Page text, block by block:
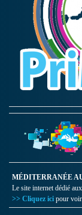
MÉDITERRANÉE
Le site internet dédié
>> Cliquez ici pour voir